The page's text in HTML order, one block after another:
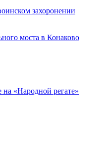
захоронении
моста в Конаково
«Народной регате»